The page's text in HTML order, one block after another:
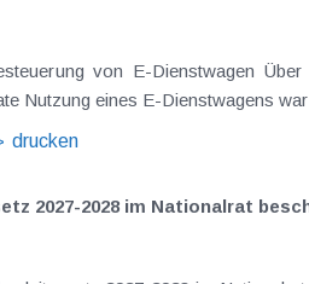
galten reine Elektrofahrzeuge als steuerlicher Goldstandard bei
Nutzung eines E-Dienstwagens
drucken
2027-2028 im Nationalrat